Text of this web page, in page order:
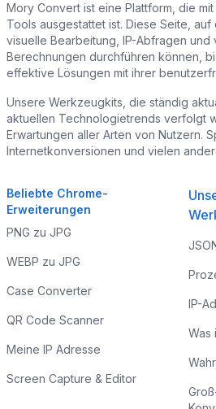
Mory Convert ist eine Plattform, die
Tools ausgestattet ist. Diese Seite,
visuelle Bearbeitung, IP-Abfragen und
Berechnungen durchführen können,
effektive Lösungen mit ihrer
Unsere Werkzeugkits, die ständig
aktuellen Technologietrends verfolgt
Erwartungen aller Arten von Nutzern.
Internetkonversionen und vielen
Beliebte Chrome-
Erweiterungen
PNG zu JPG
WEBP zu JPG
Case Converter
QR Code Scanner
Meine IP Adresse
Screen Capture & Editor
IP-
Was